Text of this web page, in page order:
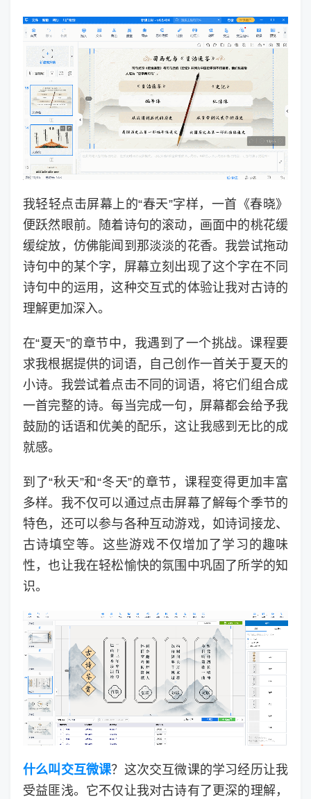
我轻轻点击屏幕上的“春天”字样，一首《春晓》
便跃然眼前。随着诗句的滚动，画面中的桃花缓
缓绽放，仿佛能闻到那淡淡的花香。我尝试拖动
诗句中的某个字，屏幕立刻出现了这个字在不同
诗句中的运用，这种交互式的体验让我对古诗的
理解更加深入。
在“夏天”的章节中，我遇到了一个挑战。课程要
求我根据提供的词语，自己创作一首关于夏天的
小诗。我尝试着点击不同的词语，将它们组合成
一首完整的诗。每当完成一句，屏幕都会给予我
鼓励的话语和优美的配乐，这让我感到无比的成
就感。
到了“秋天”和“冬天”的章节，课程变得更加丰富
多样。我不仅可以通过点击屏幕了解每个季节的
特色，还可以参与各种互动游戏，如诗词接龙、
古诗填空等。这些游戏不仅增加了学习的趣味
性，也让我在轻松愉快的氛围中巩固了所学的知
识。
什么叫交互微课？这次交互微课的学习经历让我
受益匪浅。它不仅让我对古诗有了更深的理解，